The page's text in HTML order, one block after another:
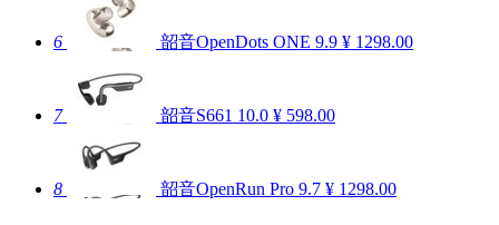
6 韶音OpenDots ONE 9.9 ¥ 1298.00
7 韶音S661 10.0 ¥ 598.00
8 韶音OpenRun Pro 9.7 ¥ 1298.00